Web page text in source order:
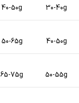
40-50g
50-65g
65-75g